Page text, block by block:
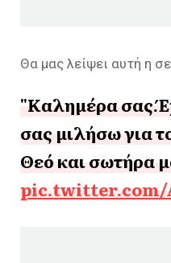
Θα μας λείψει αυτή η
"Kαλημέρα
σας μιλήσω για
Θεό και σωτήρα
pic.twitter.com/